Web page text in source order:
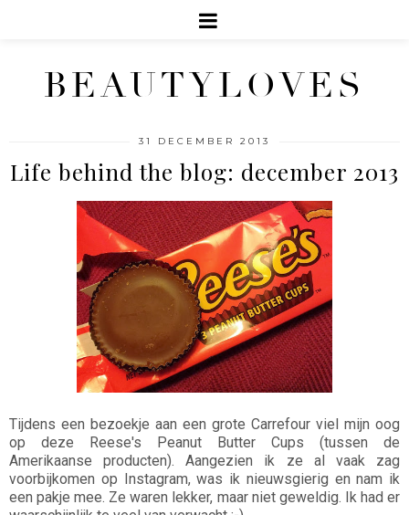
BEAUTYLOVES
31 DECEMBER 2013
Life behind the blog: december 2013
Tijdens een bezoekje aan een grote Carrefour viel mijn oog
op deze Reese's Peanut Butter Cups (tussen de
Amerikaanse producten). Aangezien ik ze al vaak zag
voorbijkomen op Instagram, was ik nieuwsgierig en nam ik
een pakje mee. Ze waren lekker, maar niet geweldig. Ik had er